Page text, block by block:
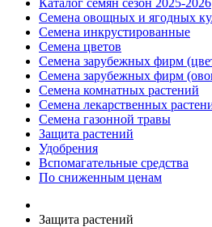
Каталог семян сезон 2025-2026
Семена овощных и ягодных
Семена инкрустированные
Семена цветов
Семена зарубежных фирм
Семена зарубежных фирм
Семена комнатных растений
Семена лекарственных
Семена газонной травы
Защита растений
Удобрения
Вспомагательные средства
По сниженным ценам
Защита растений